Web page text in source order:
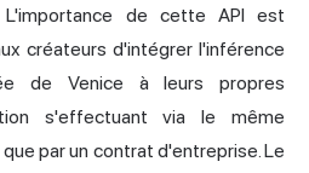
L'importance de cette API est
créateurs d'intégrer l'inférence
de Venice à leurs propres
s'effectuant via le même
par un contrat d'entreprise. Le